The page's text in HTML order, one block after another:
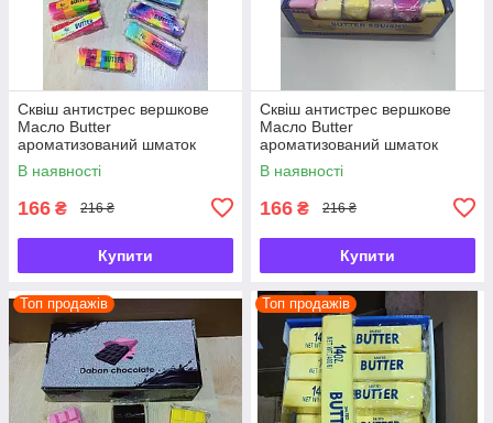
Сквіш антистрес вершкове
Масло Butter
ароматизований шматок
масла
В наявності
166 ₴ 216 ₴
Купити
Сквіш антистрес вершкове
Масло Butter
ароматизований шматок
масла
В наявності
166 ₴ 216 ₴
Купити
Топ продажів Топ продажів